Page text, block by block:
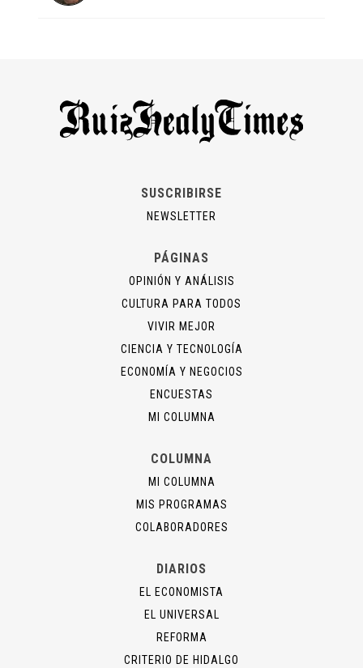
SUSCRIBIRSE
NEWSLETTER
PÁGINAS
OPINIÓN Y ANÁLISIS
CULTURA PARA TODOS
VIVIR MEJOR
CIENCIA Y TECNOLOGÍA
ECONOMÍA Y NEGOCIOS
ENCUESTAS
MI COLUMNA
COLUMNA
MI COLUMNA
MIS PROGRAMAS
COLABORADORES
DIARIOS
EL ECONOMISTA
EL UNIVERSAL
REFORMA
CRITERIO DE HIDALGO